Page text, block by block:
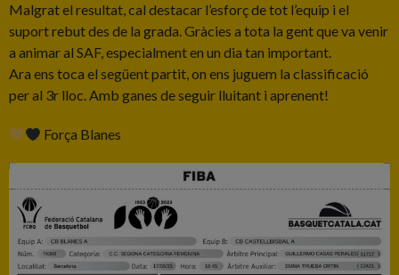
Malgrat el resultat, cal destacar l’esforç de tot l’equip i el
suport rebut des de la grada. Gràcies a tota la gent que va venir
a animar al SAF, especialment en un dia tan important.
Ara ens toca el següent partit, on ens juguem la classificació
per al 3r lloc. Amb ganes de seguir lluitant i aprenent!
Força Blanes